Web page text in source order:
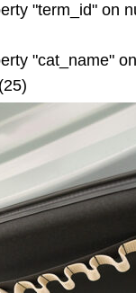
"term_id" on
"cat_name"